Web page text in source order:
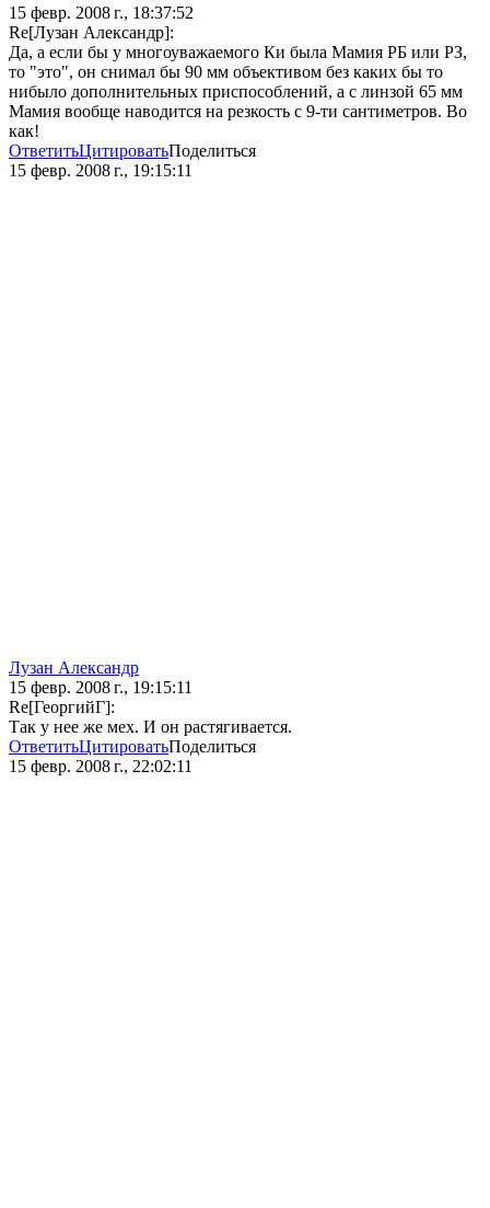
15 февр. 2008 г., 18:37:52
Re[Лузан Александр]:
Да, а если бы у многоуважаемого Ки была Мамия РБ или РЗ,
то "это", он снимал бы 90 мм объективом без каких бы то
нибыло дополнительных приспособлений, а с линзой 65 мм
Мамия вообще наводится на резкость с 9-ти сантиметров. Во
как!
ОтветитьЦитироватьПоделиться
15 февр. 2008 г., 19:15:11
Лузан Александр
15 февр. 2008 г., 19:15:11
Re[ГеоргийГ]:
Так у нее же мех. И он растягивается.
ОтветитьЦитироватьПоделиться
15 февр. 2008 г., 22:02:11